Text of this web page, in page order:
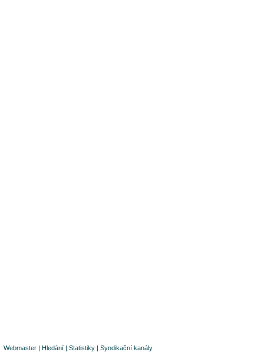
Webmaster | Hledání | Statistiky | Syndikační kanály